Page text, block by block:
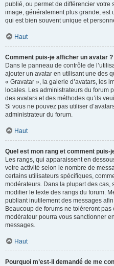
publié, ou permet de différencier votre
image, généralement plus grande, est
qui est bien souvent unique et
Haut
Comment puis-je afficher un avatar ?
Dans le panneau de contrôle de
ajouter un avatar en utilisant une des
« Gravatar », la galerie d’avatars, les
locales. Les administrateurs du forum
des avatars et des méthodes qu’ils
Si vous ne pouvez pas utiliser
administrateur du forum.
Haut
Quel est mon rang et comment puis-
Les rangs, qui apparaissent en
votre activité selon le nombre de
certains utilisateurs spécifiques,
modérateurs. Dans la plupart des cas,
modifier le texte des rangs du forum.
publiant inutilement des messages
Beaucoup de forums ne toléreront
modérateur pourra vous sanctionner
messages.
Haut
Pourquoi m’est-il demandé de me